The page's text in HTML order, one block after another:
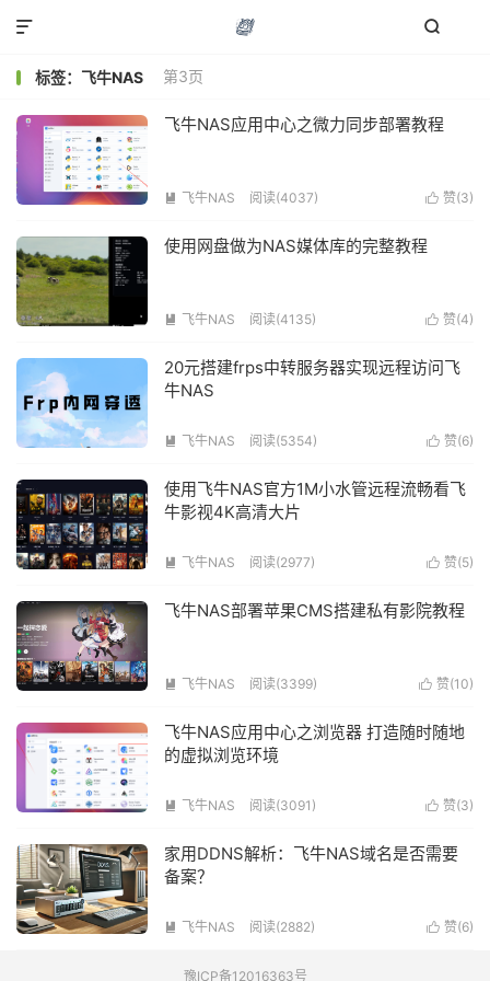


标签：飞牛NAS 第3页
飞牛NAS应用中心之微力同步部署教程
 赞(3)
 飞牛NAS 阅读(4037)
使用网盘做为NAS媒体库的完整教程
 赞(4)
 飞牛NAS 阅读(4135)
20元搭建frps中转服务器实现远程访问飞
牛NAS
 赞(6)
 飞牛NAS 阅读(5354)
使用飞牛NAS官方1M小水管远程流畅看飞
牛影视4K高清大片
 赞(5)
 飞牛NAS 阅读(2977)
飞牛NAS部署苹果CMS搭建私有影院教程
 赞(10)
 飞牛NAS 阅读(3399)
飞牛NAS应用中心之浏览器 打造随时随地
的虚拟浏览环境
 赞(3)
 飞牛NAS 阅读(3091)
家用DDNS解析：飞牛NAS域名是否需要
备案？
 赞(6)
 飞牛NAS 阅读(2882)
豫ICP备12016363号